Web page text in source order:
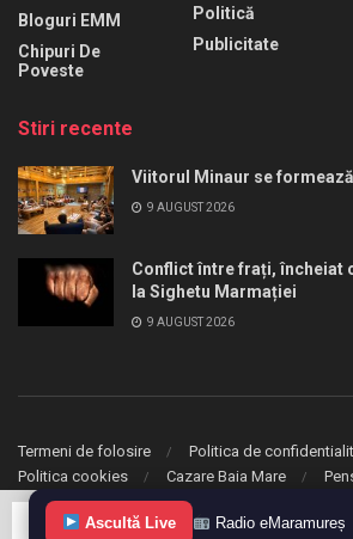
Bloguri EMM
Chipuri De
Poveste
Politică
Publicitate
Stiri recente
Viitorul Minaur se
9 AUGUST 2026
Conflict între frați, încheiat
la Sighetu Marmației
9 AUGUST 2026
Termeni de folosire
Politica de
Politica cookies
Cazare Baia Mare
© 2020 eMaramures. Toate drepturile rezervate.
Ascultă Live Radio eMaramureș